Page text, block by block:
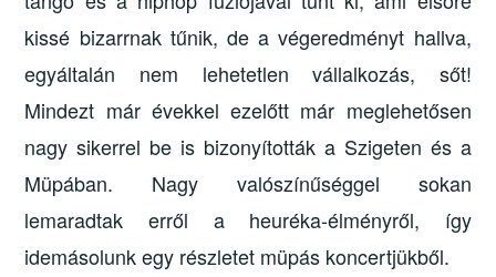
kissé bizarrnak tűnik, de a végeredményt hallva,
egyáltalán nem lehetetlen vállalkozás, sőt!
Mindezt már évekkel ezelőtt már meglehetősen
nagy sikerrel be is bizonyították a Szigeten és a
Müpában. Nagy valószínűséggel sokan
lemaradtak erről a heuréka-élményről, így
idemásolunk egy részletet müpás koncertjükből.